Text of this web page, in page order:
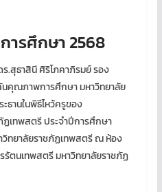
ารศึกษา 2568
.สุธาสินี ศิริโภคาภิรมย์ รอง
นคุณภาพการศึกษา มหาวิทยาลัย
ธานในพิธีไหว้ครูของ
ฏเทพสตรี ประจำปีการศึกษา
วิทยาลัยราชภัฏเทพสตรี ณ ห้อง
รัตนเทพสตรี มหาวิทยาลัยราชภัฏ